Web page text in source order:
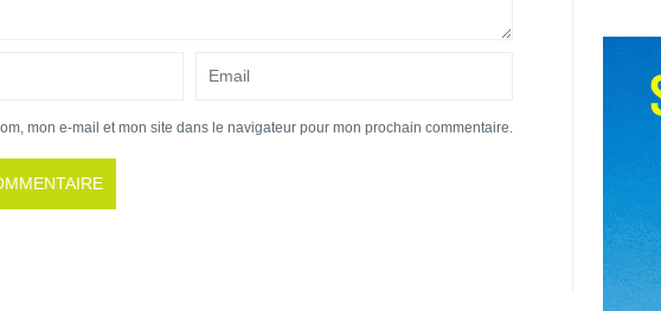
mon e-mail et mon site dans le navigateur pour mon prochain commentaire.